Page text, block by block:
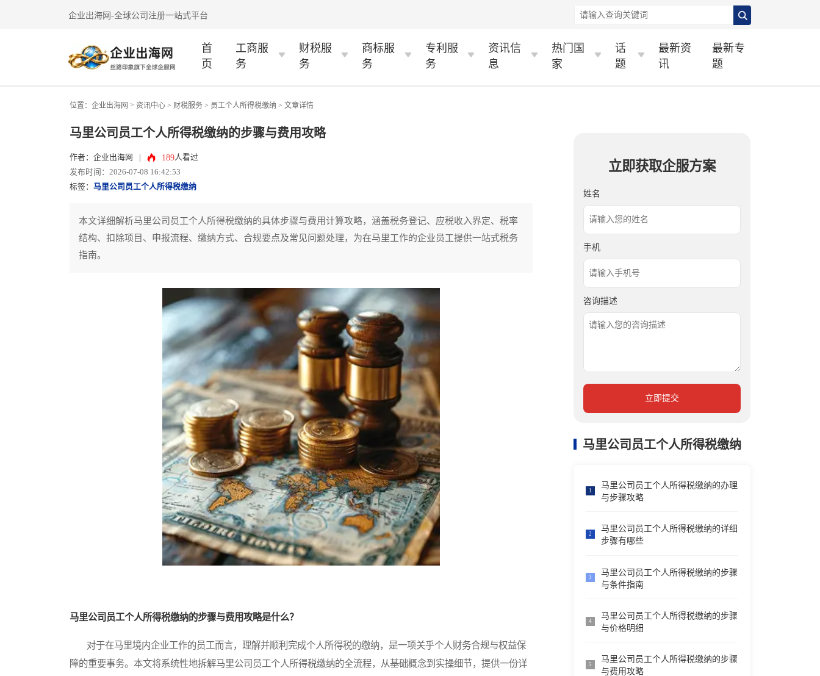
企业出海网-全球公司注册一站式平台
首
页
工商服
务
财税服
务
商标服
务
专利服
务
资讯信
息
热门国
家
话
题
最新资
讯
最新专
题
位置： 企业出海网 > 资讯中心 > 财税服务 > 员工个人所得税缴纳 > 文章详情
马里公司员工个人所得税缴纳的步骤与费用攻略
作者：企业出海网 189人看过
发布时间：2026-07-08 16:42:53
标签： 马里公司员工个人所得税缴纳
本文详细解析马里公司员工个人所得税缴纳的具体步骤与费用计算攻略，涵盖税务登记、应税收入界定、税率
结构、扣除项目、申报流程、缴纳方式、合规要点及常见问题处理，为在马里工作的企业员工提供一站式税务
指南。
马里公司员工个人所得税缴纳的步骤与费用攻略是什么？
对于在马里境内企业工作的员工而言，理解并顺利完成个人所得税的缴纳，是一项关乎个人财务合规与权益保
障的重要事务。本文将系统性地拆解马里公司员工个人所得税缴纳的全流程，从基础概念到实操细节，提供一份详
立即获取企服方案
姓名
手机
咨询描述
立即提交
马里公司员工个人所得税缴纳
1
马里公司员工个人所得税缴纳的办理
与步骤攻略
2
马里公司员工个人所得税缴纳的详细
步骤有哪些
3
马里公司员工个人所得税缴纳的步骤
与条件指南
4
马里公司员工个人所得税缴纳的步骤
与价格明细
5
马里公司员工个人所得税缴纳的步骤
与费用攻略